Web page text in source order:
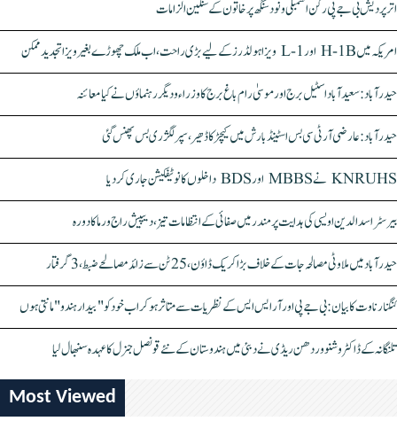
اتر پردیش بی جے پی رکن اسمبلی ونود سنگھ پر خاتون کے سنگین الزامات
امریکہ میں H-1B اور L-1 ویزا ہولڈرز کے لیے بڑی راحت، اب ملک چھوڑے بغیر ویزا تجدید ممکن
حیدرآباد: سعیدآباد اسٹیل برج اور موسیٰ رام باغ برج کا وزراء و دیگر رہنماؤں نے کیا معائنہ
حیدرآباد: عارضی آر ٹی سی بس اسٹینڈ بارش میں کیچڑ کا ڈھیر، سپر لگژری بس پھنس گئی
KNRUHS نے MBBS اور BDS داخلوں کا نوٹیفکیشن جاری کر دیا
بیرسٹر اسدالدین اویسی کی ہدایت پر مندر میں صفائی کے انتظامات تیز، دیپیش راج ورما کا دورہ
حیدرآباد میں ملاوٹی مصالحہ جات کے خلاف بڑا کریک ڈاؤن، 25 ٹن سے زائد مصالحے ضبط، 3 گرفتار
کنگنا رناوت کا بیان: بی جے پی اور آر ایس ایس کے نظریات سے متاثر ہو کر اب خود کو "بیدار ہندو" مانتی ہوں
تلنگانہ کے ڈاکٹر وشنو وردھن ریڈی نے دبئی میں ہندوستان کے نئے قونصل جنرل کا عہدہ سنبھال لیا
Most Viewed